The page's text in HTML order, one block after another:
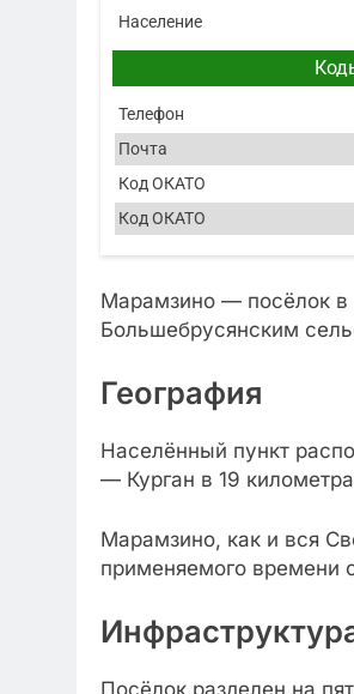
Население
Телефон
Почта
Код ОКАТО
Код ОКАТО
Марамзино — посёлок в
Большебрусянским
География
Населённый пункт
— Курган в 19
Марамзино, как и вся
применяемого времени